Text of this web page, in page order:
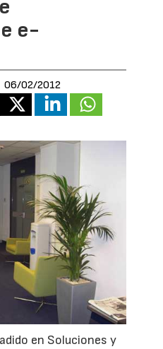
e-
06/02/2012
en Soluciones y